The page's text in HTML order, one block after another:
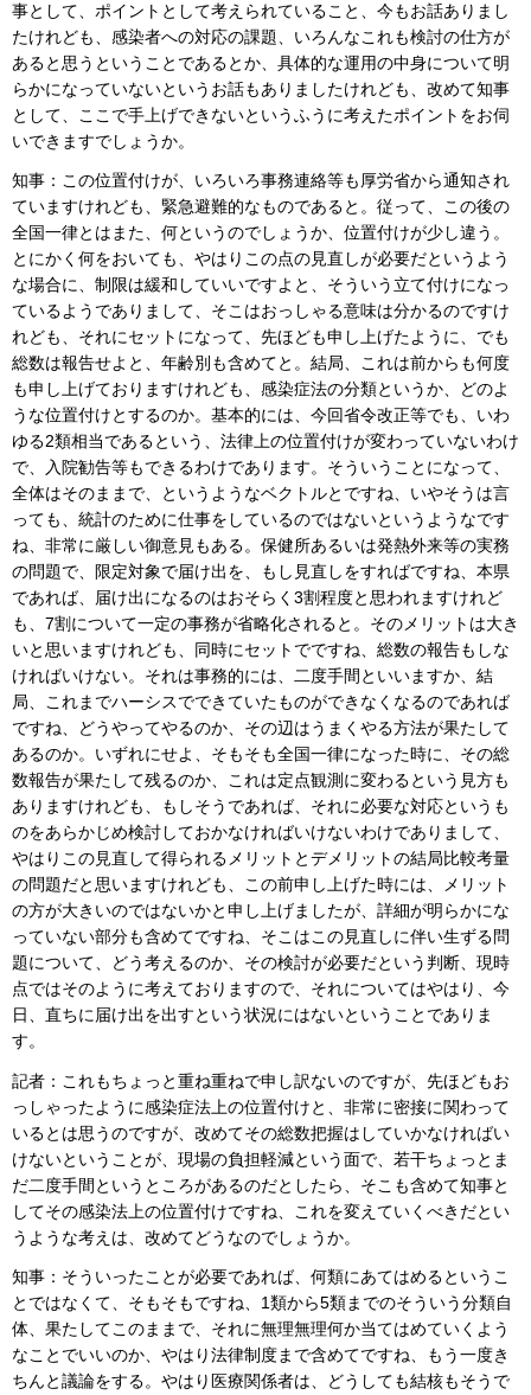
事として、ポイントとして考えられていること、今もお話ありまし
たけれども、感染者への対応の課題、いろんなこれも検討の仕方が
あると思うということであるとか、具体的な運用の中身について明
らかになっていないというお話もありましたけれども、改めて知事
として、ここで手上げできないというふうに考えたポイントをお伺
いできますでしょうか。
知事：この位置付けが、いろいろ事務連絡等も厚労省から通知され
ていますけれども、緊急避難的なものであると。従って、この後の
全国一律とはまた、何というのでしょうか、位置付けが少し違う。
とにかく何をおいても、やはりこの点の見直しが必要だというよう
な場合に、制限は緩和していいですよと、そういう立て付けになっ
ているようでありまして、そこはおっしゃる意味は分かるのですけ
れども、それにセットになって、先ほども申し上げたように、でも
総数は報告せよと、年齢別も含めてと。結局、これは前からも何度
も申し上げておりますけれども、感染症法の分類というか、どのよ
うな位置付けとするのか。基本的には、今回省令改正等でも、いわ
ゆる2類相当であるという、法律上の位置付けが変わっていないわけ
で、入院勧告等もできるわけであります。そういうことになって、
全体はそのままで、というようなベクトルとですね、いやそうは言
っても、統計のために仕事をしているのではないというようなです
ね、非常に厳しい御意見もある。保健所あるいは発熱外来等の実務
の問題で、限定対象で届け出を、もし見直しをすればですね、本県
であれば、届け出になるのはおそらく3割程度と思われますけれど
も、7割について一定の事務が省略化されると。そのメリットは大き
いと思いますけれども、同時にセットでですね、総数の報告もしな
ければいけない。それは事務的には、二度手間といいますか、結
局、これまでハーシスでできていたものができなくなるのであれば
ですね、どうやってやるのか、その辺はうまくやる方法が果たして
あるのか。いずれにせよ、そもそも全国一律になった時に、その総
数報告が果たして残るのか、これは定点観測に変わるという見方も
ありますけれども、もしそうであれば、それに必要な対応というも
のをあらかじめ検討しておかなければいけないわけでありまして、
やはりこの見直して得られるメリットとデメリットの結局比較考量
の問題だと思いますけれども、この前申し上げた時には、メリット
の方が大きいのではないかと申し上げましたが、詳細が明らかにな
っていない部分も含めてですね、そこはこの見直しに伴い生ずる問
題について、どう考えるのか、その検討が必要だという判断、現時
点ではそのように考えておりますので、それについてはやはり、今
日、直ちに届け出を出すという状況にはないということでありま
す。
記者：これもちょっと重ね重ねで申し訳ないのですが、先ほどもお
っしゃったように感染症法上の位置付けと、非常に密接に関わって
いるとは思うのですが、改めてその総数把握はしていかなければい
けないということが、現場の負担軽減という面で、若干ちょっとま
だ二度手間というところがあるのだとしたら、そこも含めて知事と
してその感染法上の位置付けですね、これを変えていくべきだとい
うような考えは、改めてどうなのでしょうか。
知事：そういったことが必要であれば、何類にあてはめるというこ
とではなくて、そもそもですね、1類から5類までのそういう分類自
体、果たしてこのままで、それに無理無理何か当てはめていくよう
なことでいいのか、やはり法律制度まで含めてですね、もう一度き
ちんと議論をする。やはり医療関係者は、どうしても結核もそうで